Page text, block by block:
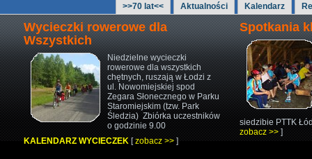
>>70 lat<< Aktualności Kalendarz
Wycieczki rowerowe dla
Wszystkich
Niedzielne wycieczki
rowerowe dla wszystkich
chętnych,ruszają w Łodzi z
ul. Nowomiejskiej spod
Zegara Słonecznego w Parku
Staromiejskim (tzw. Park
Śledzia) Zbiórka uczestników
o godzinie 9.00
KALENDARZ WYCIECZEK [zobacz >>]
Spotkania
siedzibie PTTK
zobacz >> ]